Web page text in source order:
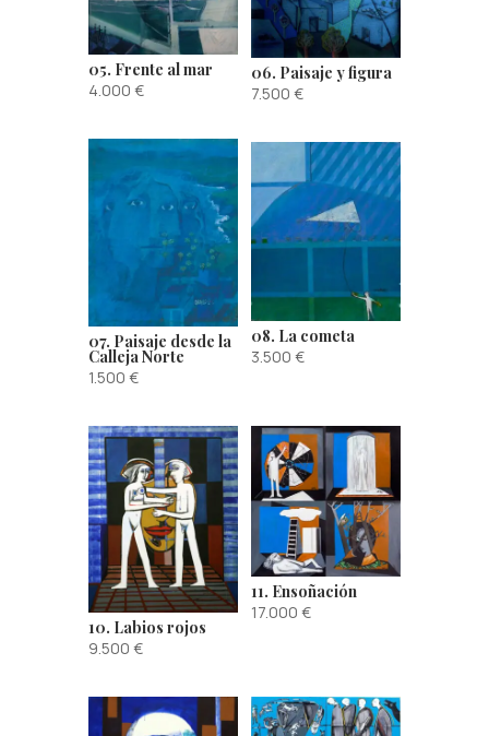
05. Frente al mar
4.000 €
06. Paisaje y figura
7.500 €
07. Paisaje desde la
Calleja Norte
1.500 €
08. La cometa
3.500 €
10. Labios rojos
9.500 €
11. Ensoñación
17.000 €